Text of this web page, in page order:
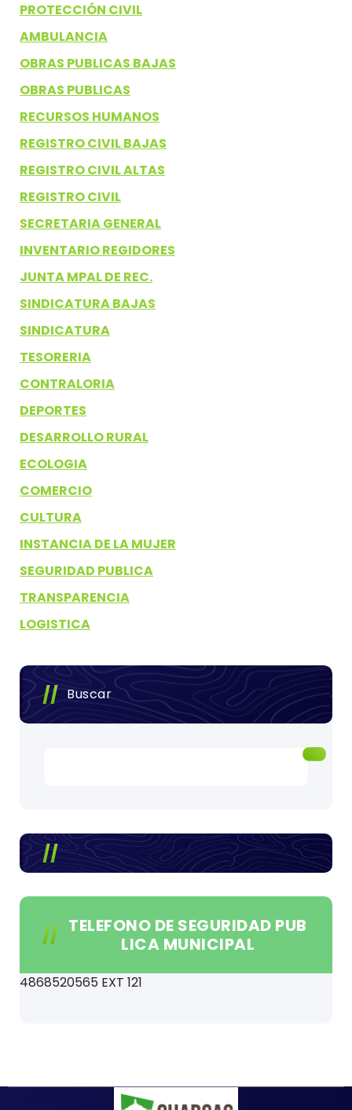
PROTECCIÓN CIVIL
AMBULANCIA
OBRAS PUBLICAS BAJAS
OBRAS PUBLICAS
RECURSOS HUMANOS
REGISTRO CIVIL BAJAS
REGISTRO CIVIL ALTAS
REGISTRO CIVIL
SECRETARIA GENERAL
INVENTARIO REGIDORES
JUNTA MPAL DE REC.
SINDICATURA BAJAS
SINDICATURA
TESORERIA
CONTRALORIA
DEPORTES
DESARROLLO RURAL
ECOLOGIA
COMERCIO
CULTURA
INSTANCIA DE LA MUJER
SEGURIDAD PUBLICA
TRANSPARENCIA
LOGISTICA
Buscar
TELEFONO DE SEGURIDAD PUB
LICA MUNICIPAL
4868520565 EXT 121